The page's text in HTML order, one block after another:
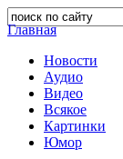
Главная
Новости
Аудио
Видео
Всякое
Картинки
Юмор